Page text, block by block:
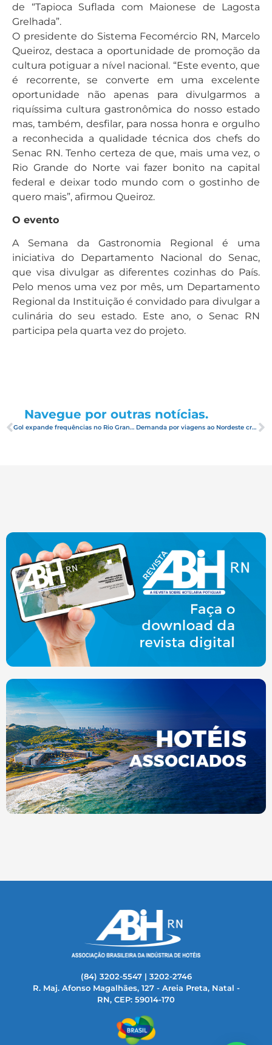
de “Tapioca Suflada com Maionese de Lagosta
Grelhada”.
O presidente do Sistema Fecomércio RN, Marcelo
Queiroz, destaca a oportunidade de promoção da
cultura potiguar a nível nacional. “Este evento, que
é recorrente, se converte em uma excelente
oportunidade não apenas para divulgarmos a
riquíssima cultura gastronômica do nosso estado
mas, também, desfilar, para nossa honra e orgulho
a reconhecida a qualidade técnica dos chefs do
Senac RN. Tenho certeza de que, mais uma vez, o
Rio Grande do Norte vai fazer bonito na capital
federal e deixar todo mundo com o gostinho de
quero mais”, afirmou Queiroz.
O evento
A Semana da Gastronomia Regional é uma
iniciativa do Departamento Nacional do Senac,
que visa divulgar as diferentes cozinhas do País.
Pelo menos uma vez por mês, um Departamento
Regional da Instituição é convidado para divulgar a
culinária do seu estado. Este ano, o Senac RN
participa pela quarta vez do projeto.
Navegue por outras notícias.
Gol expande frequências no Rio Grande do Norte Demanda por viagens ao Nordeste cresce mais de 30%
(84) 3202-5547 | 3202-2746
R. Maj. Afonso Magalhães, 127 - Areia Preta, Natal -
RN, CEP: 59014-170